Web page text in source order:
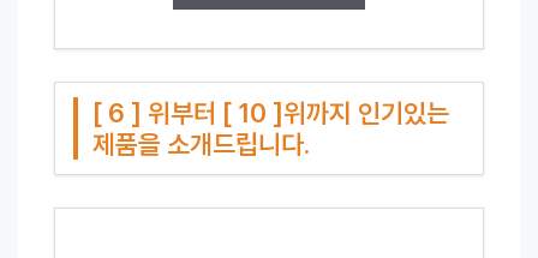
[ 6 ] 위부터 [ 10 ]위까지 인기있는
제품을 소개드립니다.